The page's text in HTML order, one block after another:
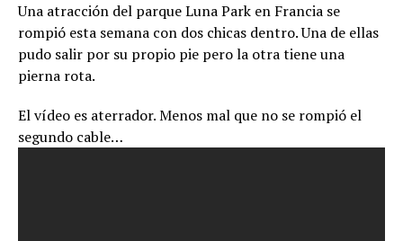
Una atracción del parque Luna Park en Francia se
rompió esta semana con dos chicas dentro. Una de ellas
pudo salir por su propio pie pero la otra tiene una
pierna rota.
El vídeo es aterrador. Menos mal que no se rompió el
segundo cable…